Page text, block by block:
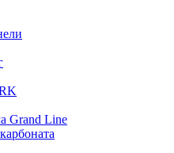
Grand Line